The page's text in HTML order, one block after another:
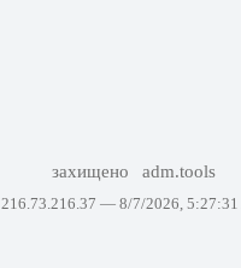
захищено adm.tools
216.73.216.37 — 8/7/2026,